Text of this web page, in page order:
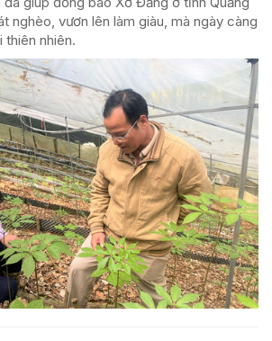
nghèo, vươn lên làm giàu, mà ngày càng
thiên nhiên.